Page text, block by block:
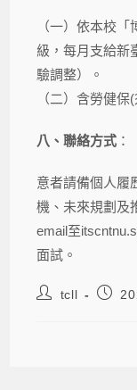
（一）依本校
級，每月支給新
驗調整）。
（二）含勞健
八、聯絡方式 ：
意者請備個人履
機、未來規劃及
email至
面試。
tcll